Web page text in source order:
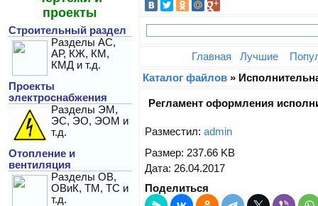
проекты
Строительный раздел
Разделы АС,
АР, КЖ, КМ,
КМД и т.д.
Проекты
электроснабжения
Разделы ЭМ,
ЭС, ЭО, ЭОМ и
т.д.
Отопление и
вентиляция
Разделы ОВ,
ОВиК, ТМ, ТС и
т.д.
Главная Лучшие
Каталог файлов »
Регламент оформления
Разместил: admin
Размер: 237.66 KB
Дата: 26.04.2017
Поделиться